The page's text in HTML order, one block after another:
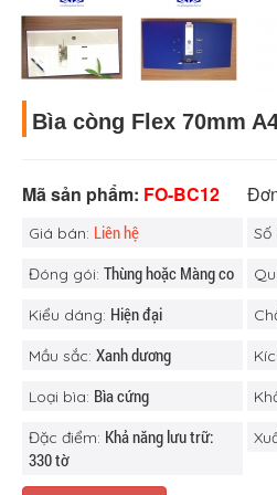
Bìa còng Flex 70mm
Mã sản phẩm: FO-BC12
Giá bán: Liên hệ Số
Đóng gói: Thùng hoặc Màng co
Kiểu dáng: Hiện đại
Mầu sắc: Xanh dương
Loại bìa: Bìa cứng
Đặc điểm: Khả năng lưu trữ:
330 tờ